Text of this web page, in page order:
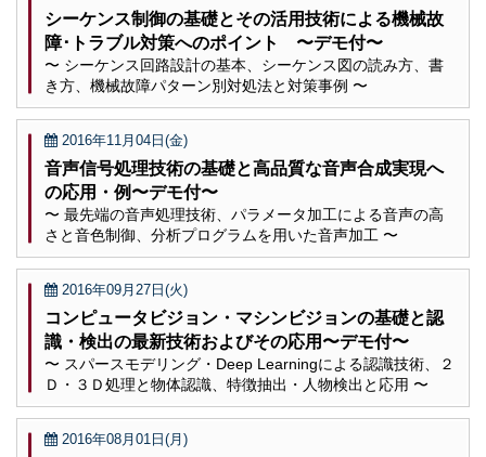
シーケンス制御の基礎とその活用技術による機械故
障･トラブル対策へのポイント 〜デモ付〜
〜 シーケンス回路設計の基本、シーケンス図の読み方、書
き方、機械故障パターン別対処法と対策事例 〜
2016年11月04日(金)
音声信号処理技術の基礎と高品質な音声合成実現へ
の応用・例〜デモ付〜
〜 最先端の音声処理技術、パラメータ加工による音声の高
さと音色制御、分析プログラムを用いた音声加工 〜
2016年09月27日(火)
コンピュータビジョン・マシンビジョンの基礎と認
識・検出の最新技術およびその応用〜デモ付〜
〜 スパースモデリング・Deep Learningによる認識技術、２
Ｄ・３Ｄ処理と物体認識、特徴抽出・人物検出と応用 〜
2016年08月01日(月)